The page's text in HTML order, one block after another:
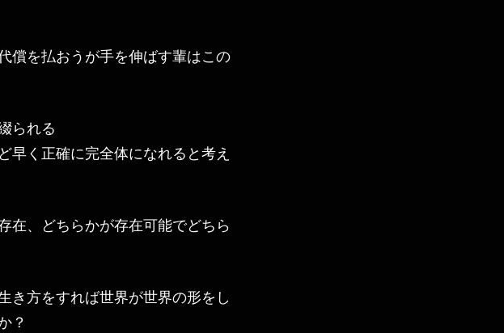
償を払おうが手を伸ばす輩はこの
られる
早く正確に完全体になれると考え
在、どちらかが存在可能でどちら
き方をすれば世界が世界の形をし
？